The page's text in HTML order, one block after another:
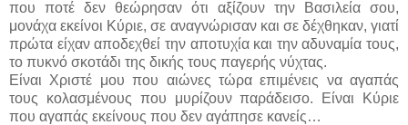
που ποτέ δεν θεώρησαν ότι αξίζουν την Βασιλεία σου,
μονάχα εκείνοι Κύριε, σε αναγνώρισαν και σε δέχθηκαν, γιατί
πρώτα είχαν αποδεχθεί την αποτυχία και την αδυναμία τους,
το πυκνό σκοτάδι της δικής τους παγερής νύχτας.
Είναι Χριστέ μου που αιώνες τώρα επιμένεις να αγαπάς
τους κολασμένους που μυρίζουν παράδεισο. Είναι Κύριε
που αγαπάς εκείνους που δεν αγάπησε κανείς…